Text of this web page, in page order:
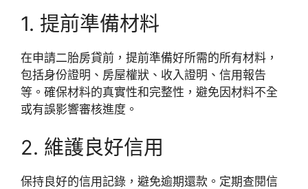
1. 提前準備材料
在申請二胎房貸前，提前準備好所需的所有材料，
包括身份證明、房屋權狀、收入證明、信用報告
等。確保材料的真實性和完整性，避免因材料不全
或有誤影響審核進度。
2. 維護良好信用
保持良好的信用記錄，避免逾期還款。定期查閱信